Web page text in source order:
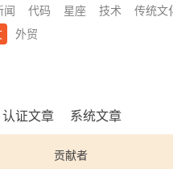
闻 代码 星座 技术
传统文
外贸
认证文章 系统文章
贡献者